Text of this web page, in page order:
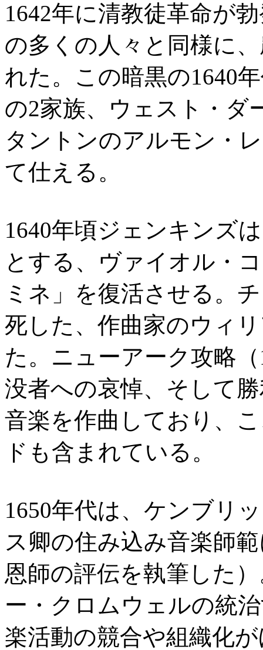
1642年に清教徒革命が
の多くの人々と同様に
れた。この暗黒の1640
の2家族、ウェスト・ダ
タントンのアルモン・
て仕える。
1640年頃ジェンキンズ
とする、ヴァイオル・
ミネ」を復活させる。
死した、作曲家のウィ
た。ニューアーク攻略
没者への哀悼、そして
音楽を作曲しており、
ドも含まれている。
1650年代は、ケンブリ
ス卿の住み込み音楽師
恩師の評伝を執筆した
ー・クロムウェルの統
楽活動の競合や組織化